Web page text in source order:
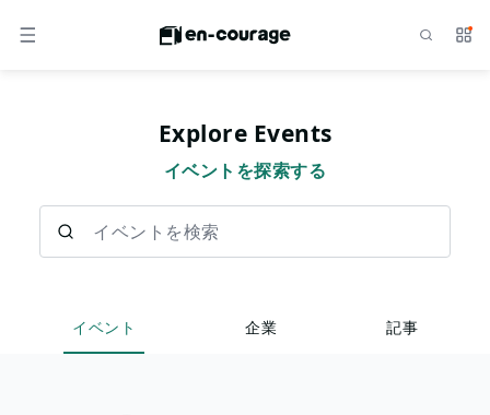
メニュー サ
Explore Events
イベントを探索する
イベント 企業 記事